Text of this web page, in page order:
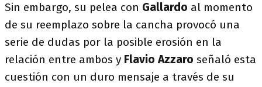
Sin embargo, su pelea con Gallardo al momento
de su reemplazo sobre la cancha provocó una
serie de dudas por la posible erosión en la
relación entre ambos y Flavio Azzaro señaló esta
cuestión con un duro mensaje a través de su